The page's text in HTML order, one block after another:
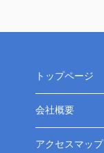
トップページ
会社概要
アクセスマップ